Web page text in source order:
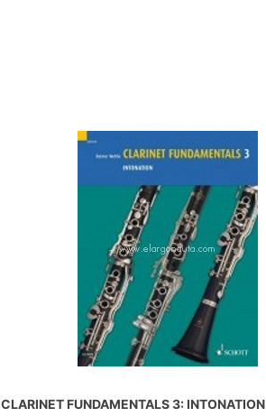
CLARINET FUNDAMENTALS 3: INTONATION